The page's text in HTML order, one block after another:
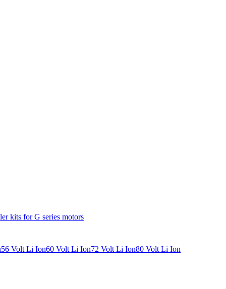
kits for G series motors
56 Volt Li Ion60 Volt Li Ion72 Volt Li Ion80 Volt Li Ion